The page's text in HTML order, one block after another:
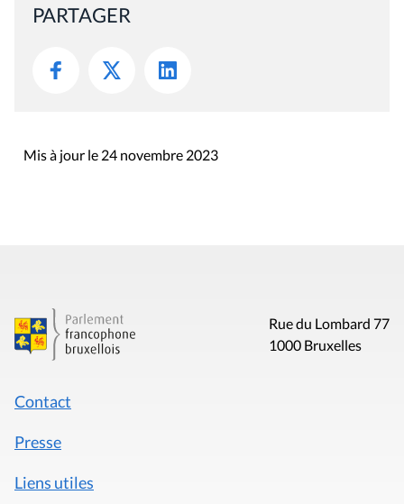
PARTAGER
Mis à jour le 24 novembre 2023
Rue du Lombard 77
1000 Bruxelles
Contact
Presse
Liens utiles